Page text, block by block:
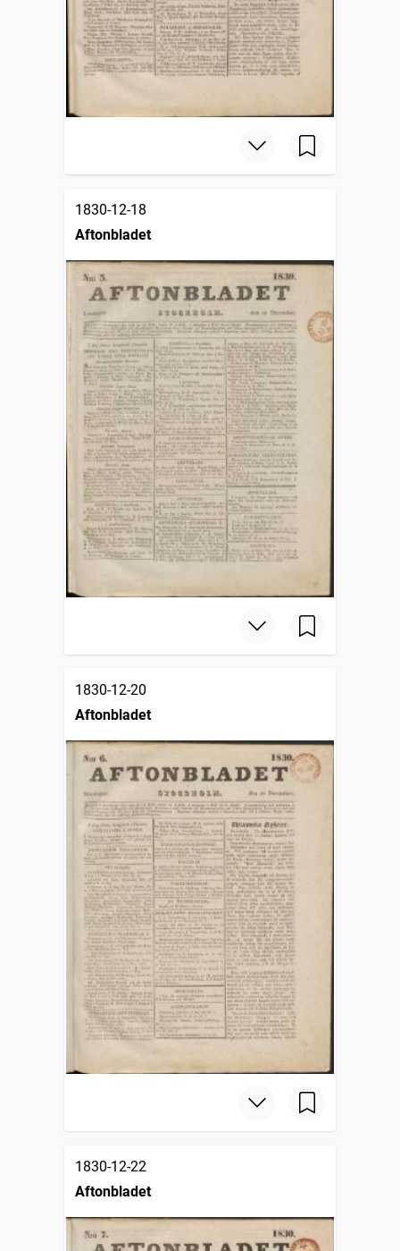
1830-12-18
Aftonbladet
1830-12-20
Aftonbladet
1830-12-22
Aftonbladet